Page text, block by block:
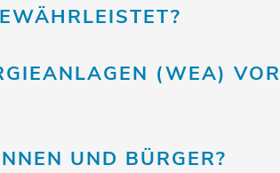
(WEA) VOR
UND BÜRGER?